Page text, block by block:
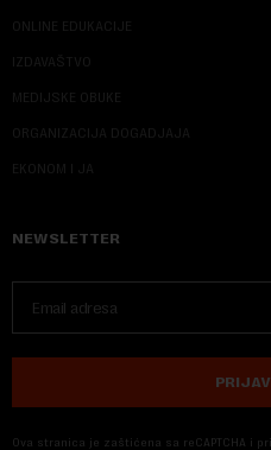
ONLINE EDUKACIJE
IZDAVAŠTVO
MEDIJSKE OBUKE
ORGANIZACIJA DOGADJAJA
EKONOM I JA
NEWSLETTER
Ova stranica je zaštićena sa reCAPTCHA i